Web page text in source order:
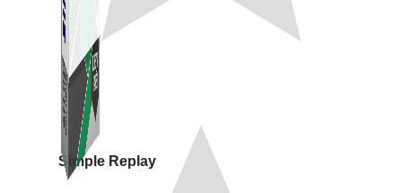
Simple Replay